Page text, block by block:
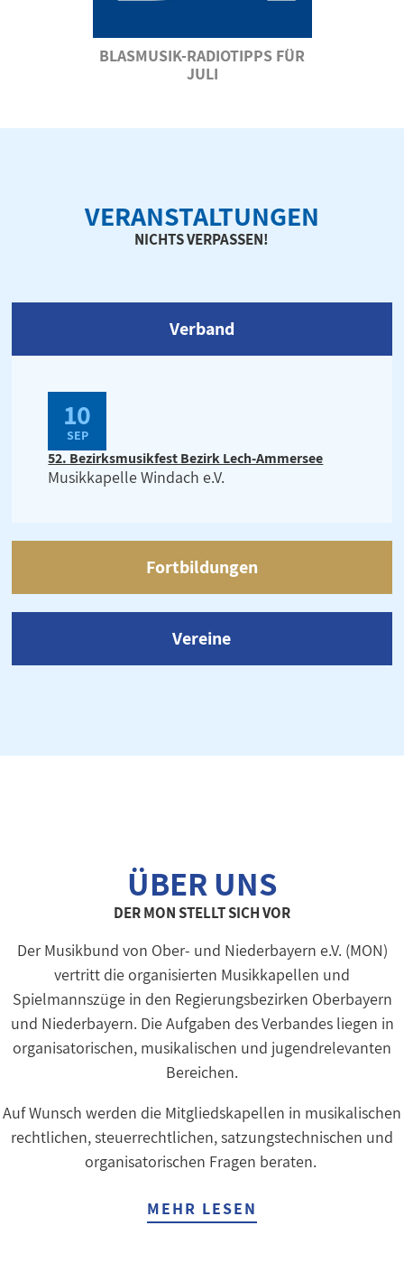
BLASMUSIK-RADIOTIPPS FÜR
JULI
VERANSTALTUNGEN
NICHTS VERPASSEN!
Verband
10
SEP
52. Bezirksmusikfest Bezirk Lech-Ammersee
Musikkapelle Windach e.V.
Fortbildungen
Vereine
ÜBER UNS
DER MON STELLT SICH VOR
Der Musikbund von Ober- und Niederbayern e.V. (MON)
vertritt die organisierten Musikkapellen und
Spielmannszüge in den Regierungsbezirken Oberbayern
und Niederbayern. Die Aufgaben des Verbandes liegen in
organisatorischen, musikalischen und jugendrelevanten
Bereichen.
Auf Wunsch werden die Mitgliedskapellen in musikalischen
rechtlichen, steuerrechtlichen, satzungstechnischen und
organisatorischen Fragen beraten.
MEHR LESEN